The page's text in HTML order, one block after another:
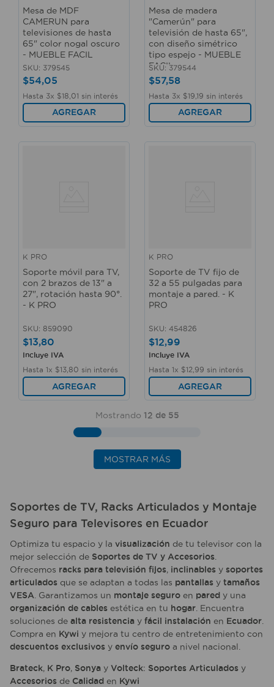
Mesa de MDF
CAMERUN para
televisiones de hasta
65" color nogal oscuro
- MUEBLE FACIL
SKU: 379545
$54,05
Hasta 3x $18 01 sin interés
AGREGAR
Mesa de madera
"Camerún" para
televisión de hasta 65",
con diseño simétrico
tipo espejo - MUEBLE
FACIL
SKU: 379544
$57,58
Hasta 3x $19 19 sin interés
AGREGAR
K PRO
Soporte móvil para TV,
con 2 brazos de 13" a
27", rotación hasta 90°.
- K PRO
SKU: 859090
$13,80
Incluye IVA
Hasta 1x $13 80 sin interés
AGREGAR
K PRO
Soporte de TV fijo de
32 a 55 pulgadas para
montaje a pared. - K
PRO
SKU: 454826
$12,99
Incluye IVA
Hasta 1x $12 99 sin interés
AGREGAR
Mostrando 12 de 55
MOSTRAR MÁS
Soportes de TV, Racks Articulados y Montaje
Seguro para Televisores en Ecuador
Optimiza tu espacio y la visualización de tu televisor con la
mejor selección de Soportes de TV y Accesorios
Ofrecemos racks para televisión fijos, inclinables y soportes
articulados que se adaptan a todas las pantallas y tamaños
VESA . Garantizamos un montaje seguro en pared y una
organización de cables estética en tu hogar . Encuentra
soluciones de alta resistencia y fácil instalación en Ecuador
Compra en Kywi y mejora tu centro de entretenimiento con
descuentos exclusivos y envío seguro a nivel nacional.
Brateck, K Pro, Sonya y Volteck: Soportes Articulados y
Accesorios de Calidad en Kywi